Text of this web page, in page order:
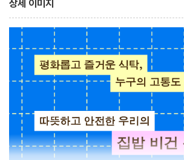
비건 라이프 4년 차가 된 저자는 누구보다 삼
서 가지고 갑니다. 밖에서는 비건식 음식을 쉽
없기 때문이죠.(편집자인 저는 북페어 현장에
을 살짝 맛본 적이 있었고, 그가 찍은 요리 사
어요. 그 인연으로 같이 책도 만들게 되었습니
일은 아직, 한국에서는 쉬운 일이 아닙니다.
그곳에 가도, 생선이나 계란이 들어간 메뉴가
도 하니까요. 비건은 유제품이나 계란, 생선
비건에게 가장 쉬운 요리, 냉이 금귤 된장 파스타
한국인이라서 울고 웃는, 콩비지 청국장 찌개
비건이 되어가는 과정, 두릅 산적
재료 본연의 맛을 즐기는 근사한 집밥, 호두 참
카레에도 변주가 필요해, 고추장 연근 카레
김치가 빠질 수 없지, 사과 당귀 김치
탄소발자국을 줄이는 노력, 도토리전과 비빔 콩
단 한 명을 위한 레시피, 버섯 유부 우동과 냉우
맛이 없으면 어때요, 하귤청
상세 이미지